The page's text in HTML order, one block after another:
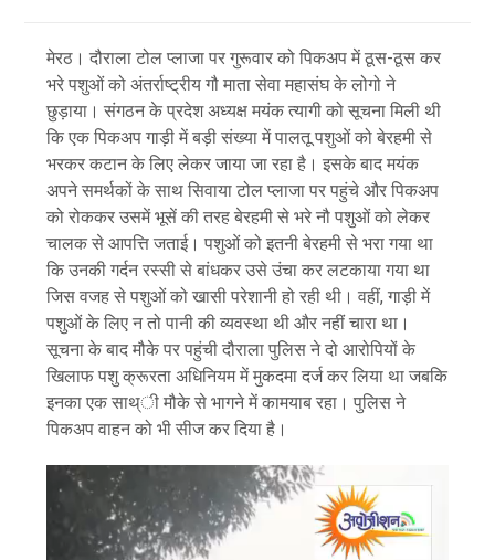
मेरठ। दौराला टोल प्लाजा पर गुरूवार को पिकअप में ठूस-ठूस कर
भरे पशुओं को अंतर्राष्ट्रीय गौ माता सेवा महासंघ के लोगो ने
छुड़ाया। संगठन के प्रदेश अध्यक्ष मयंक त्यागी को सूचना मिली थी
कि एक पिकअप गाड़ी में बड़ी संख्या में पालतू पशुओं को बेरहमी से
भरकर कटान के लिए लेकर जाया जा रहा है। इसके बाद मयंक
अपने समर्थकों के साथ सिवाया टोल प्लाजा पर पहुंचे और पिकअप
को रोककर उसमें भूसें की तरह बेरहमी से भरे नौ पशुओं को लेकर
चालक से आपत्ति जताई। पशुओं को इतनी बेरहमी से भरा गया था
कि उनकी गर्दन रस्सी से बांधकर उसे उंचा कर लटकाया गया था
जिस वजह से पशुओं को खासी परेशानी हो रही थी। वहीं, गाड़ी में
पशुओं के लिए न तो पानी की व्यवस्था थी और नहीं चारा था।
सूचना के बाद मौके पर पहुंची दौराला पुलिस ने दो आरोपियों के
खिलाफ पशु क्रूरता अधिनियम में मुकदमा दर्ज कर लिया था जबकि
इनका एक साथ्ी मौके से भागने में कामयाब रहा। पुलिस ने
पिकअप वाहन को भी सीज कर दिया है।